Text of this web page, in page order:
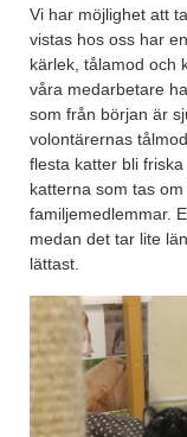
Vi har möjlighet att
vistas hos oss har
kärlek, tålamod och
våra medarbetare
som från början är
volontärernas
flesta katter bli
katterna som tas
familjemedlemmar.
medan det tar lite
lättast.